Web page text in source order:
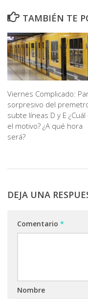
TAMBIÉN TE
Viernes Complicado:
sorpresivo del
subte líneas D y E ¿Cuál
el motivo? ¿A qué hora
será?
DEJA UNA
Comentario *
Nombre